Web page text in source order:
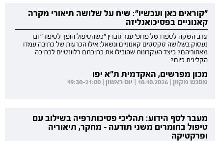
"קוראים כאן ועכשיו": שיח על שלושה תיאורי מקרה
קאנוניים בפסיכואנליזה
ערב השקה לספרו של פרופ' ענר גוברין "כשהטיפול הופך לסיפור" ובו
נעסוק בשלושה טקסטים קאנוניים ונשאל: אילו הכרעות של כתיבה עמדו
מאחוריהם? כיצד העקרונות שהובילו את כתיבתם רלוונטיים לכתיבה
הקלינית כיום?
מכון מפרשים, האקדמית ת"א יפו
מפגש מקוון | 18.10.2026 | יום ראשון | 19:30-21:00
מעבר לסף הידוע: תהליכי פסיכותרפיה בשילוב עם
טיפול בחומרים משני תודעה - מחקר, תיאוריה
ופרקטיקה